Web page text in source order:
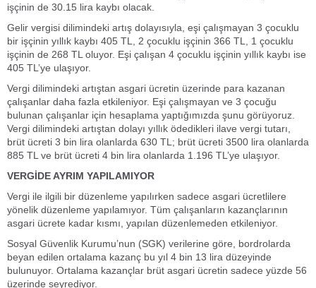
işçinin de 30.15 lira kaybı olacak.
Gelir vergisi dilimindeki artış dolayısıyla, eşi çalışmayan 3 çocuklu
bir işçinin yıllık kaybı 405 TL, 2 çocuklu işçinin 366 TL, 1 çocuklu
işçinin de 268 TL oluyor. Eşi çalışan 4 çocuklu işçinin yıllık kaybı ise
405 TL’ye ulaşıyor.
Vergi dilimindeki artıştan asgari ücretin üzerinde para kazanan
çalışanlar daha fazla etkileniyor. Eşi çalışmayan ve 3 çocuğu
bulunan çalışanlar için hesaplama yaptığımızda şunu görüyoruz.
Vergi dilimindeki artıştan dolayı yıllık ödedikleri ilave vergi tutarı,
brüt ücreti 3 bin lira olanlarda 630 TL; brüt ücreti 3500 lira olanlarda
885 TL ve brüt ücreti 4 bin lira olanlarda 1.196 TL’ye ulaşıyor.
VERGİDE AYRIM YAPILAMIYOR
Vergi ile ilgili bir düzenleme yapılırken sadece asgari ücretlilere
yönelik düzenleme yapılamıyor. Tüm çalışanların kazançlarının
asgari ücrete kadar kısmı, yapılan düzenlemeden etkileniyor.
Sosyal Güvenlik Kurumu’nun (SGK) verilerine göre, bordrolarda
beyan edilen ortalama kazanç bu yıl 4 bin 13 lira düzeyinde
bulunuyor. Ortalama kazançlar brüt asgari ücretin sadece yüzde 56
üzerinde seyrediyor.